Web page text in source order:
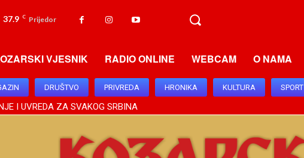
37.9 C Prijedor
VJESNIK RADIO ONLINE WEBCAM O NAMA
DRUŠTVO PRIVREDA HRONIKA KULTURA SPORT
I UVREDA ZA SVAKOG SRBINA